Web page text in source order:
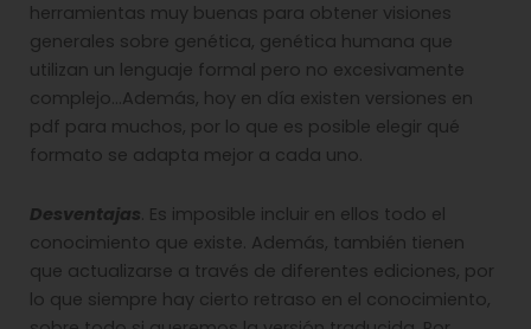
herramientas muy buenas para obtener visiones
generales sobre genética, genética humana que
utilizan un lenguaje formal pero no excesivamente
complejo…Además, hoy en día existen versiones en
pdf para muchos, por lo que es posible elegir qué
formato se adapta mejor a cada uno.
Desventajas. Es imposible incluir en ellos todo el
conocimiento que existe. Además, también tienen
que actualizarse a través de diferentes ediciones, por
lo que siempre hay cierto retraso en el conocimiento,